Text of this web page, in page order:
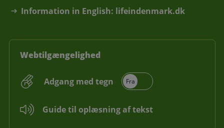
Information in English: lifeindenmark.dk
Webtilgængelighed
Adgang med tegn
Guide til oplæsning af tekst